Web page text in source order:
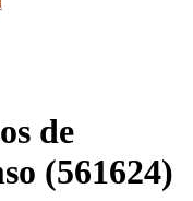
de
(561624)